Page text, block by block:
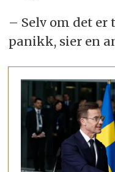
– Selv om det er
panikk, sier en